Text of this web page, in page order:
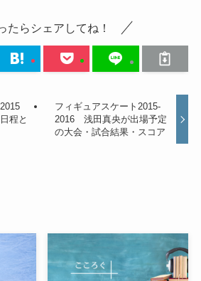
たらシェアしてね！
2015
程と
フィギュアスケート2015-
2016 浅田真央が出場予定
の大会・試合結果・スコア